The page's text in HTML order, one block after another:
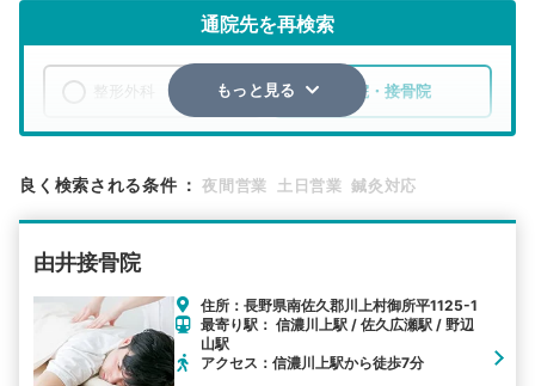
通院先を再検索
整骨院・接骨院
検索する
その他の検索方法
駅から探す 院名から探す
もっと見る
良く検索される条件 ： 夜間営業 土日営業 鍼灸対応
由井接骨院
住所：長野県南佐久郡川上村御所平1125-1
最寄り駅： 信濃川上駅 / 佐久広瀬駅 / 野辺
山駅
アクセス：信濃川上駅から徒歩7分